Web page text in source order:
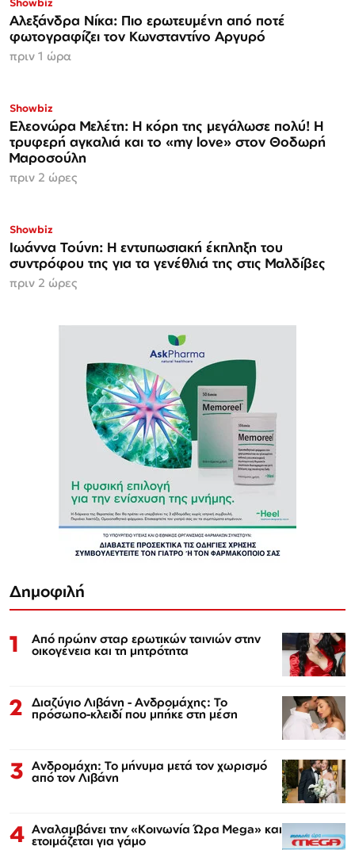
Showbiz
Αλεξάνδρα Νίκα: Πιο ερωτευμένη από ποτέ
φωτογραφίζει τον Κωνσταντίνο Αργυρό
πριν 1 ώρα
Showbiz
Ελεονώρα Μελέτη: Η κόρη της μεγάλωσε πολύ! Η
τρυφερή αγκαλιά και το «my love» στον Θοδωρή
Μαροσούλη
πριν 2 ώρες
Showbiz
Ιωάννα Τούνη: Η εντυπωσιακή έκπληξη του
συντρόφου της για τα γενέθλιά της στις Μαλδίβες
πριν 2 ώρες
Δημοφιλή
1 Από πρώην σταρ ερωτικών ταινιών στην
οικογένεια και τη μητρότητα
2 Διαζύγιο Λιβάνη - Ανδρομάχης: Το
πρόσωπο-κλειδί που μπήκε στη μέση
3 Ανδρομάχη: Το μήνυμα μετά τον χωρισμό
από τον Λιβάνη
4 Αναλαμβάνει την «Κοινωνία Ώρα Mega» και
ετοιμάζεται για γάμο